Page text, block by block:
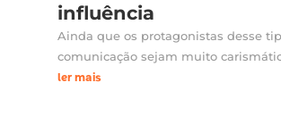
influência
Ainda que os protagonistas desse
comunicação sejam muito
ler mais